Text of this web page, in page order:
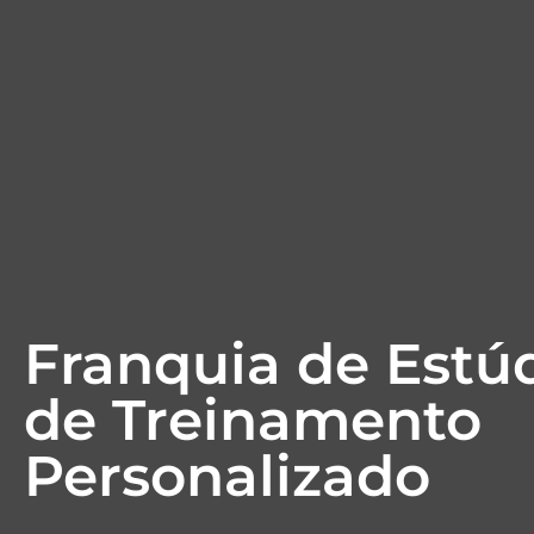
Franquia de
de Treinamento
Personalizado